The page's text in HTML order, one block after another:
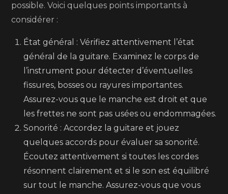
possible. Voici quelques points importants à
considérer :
État général : Vérifiez attentivement l’état
général de la guitare. Examinez le corps de
l’instrument pour détecter d’éventuelles
fissures, bosses ou rayures importantes.
Assurez-vous que le manche est droit et que
les frettes ne sont pas usées ou endommagées.
Sonorité : Accordez la guitare et jouez
quelques accords pour évaluer sa sonorité.
Écoutez attentivement si toutes les cordes
résonnent clairement et si le son est équilibré
sur tout le manche. Assurez-vous que vous